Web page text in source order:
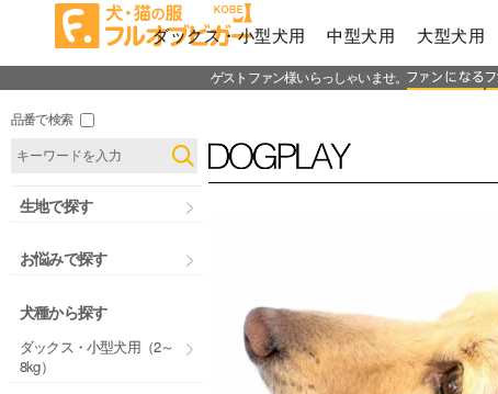
ダックス・小型犬用 中型犬用 大型犬用
ゲストファン様いらっしゃいませ。
品番で検索
生地で探す
お悩みで探す
犬種から探す
ダックス・小型犬用（2～
8kg）